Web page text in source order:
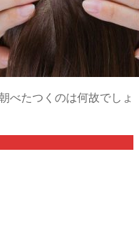
べたつくのは何故でしょ